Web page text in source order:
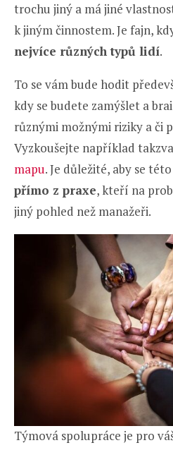
trochu jiný a má jiné
k jiným činnostem. Je fajn,
nejvíce různých typů lidí.
To se vám bude hodit
kdy se budete zamýšlet a
různými možnými riziky a či
Vyzkoušejte například
mapu. Je důležité, aby se
přímo z praxe, kteří na
jiný pohled než manažeři.
Týmová spolupráce je pro